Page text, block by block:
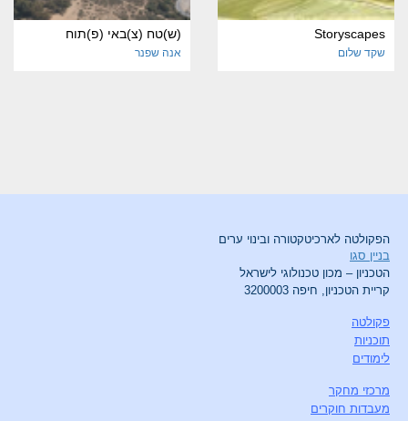
Storyscapes
שקד שלום
(ש)טח (צ)באי (פ)תוח
אנה שפנר
הפקולטה לארכיטקטורה ובינוי ערים
בניין סגו
הטכניון – מכון טכנולוגי לישראל
קריית הטכניון, חיפה 3200003
פקולטה
תוכניות
לימודים
מרכזי מחקר
מעבדות חוקרים